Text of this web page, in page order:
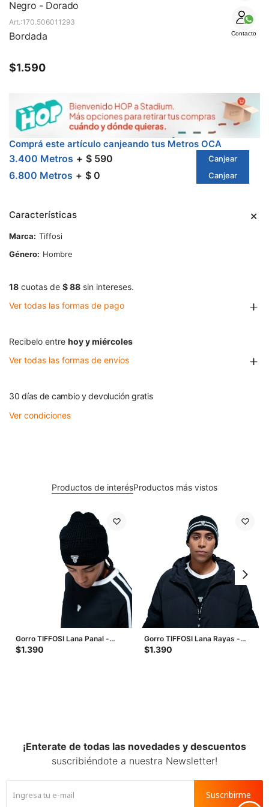
Negro - Dorado
Contacto
170.506011293
Bordada
$1.590
Comprá este artículo canjeando tus Metros OCA
3.400 Metros $ 590 Canjear
6.800 Metros $ 0 Canjear
Características
Marca
Tiffosi
Género
Hombre
18 cuotas de $ 88 sin intereses.
Ver todas las formas de pago
Recibelo entre hoy y miércoles
Ver todas las formas de envíos
30 días de cambio y devolución gratis
Ver condiciones
Productos de interésProductos más vistos
Gorro TIFFOSI Lana Panal -
Negro
$1.390
Gorro TIFFOSI Lana Rayas -
Negro - Blanco
$1.390
¡Enterate de todas las novedades y descuentos
suscribiéndote a nuestra Newsletter!
Suscribirme